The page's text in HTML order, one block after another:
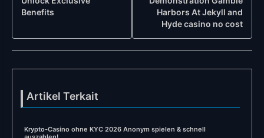
Benefits
Harbors At Jekyll and
Hyde casino no cost
Artikel Terkait
Krypto-Casino ohne KYC 2026 Anonym spielen & schnell